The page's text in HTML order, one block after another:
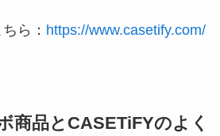
ら： https://www.casetify.com/
商品とCASETiFYのよく